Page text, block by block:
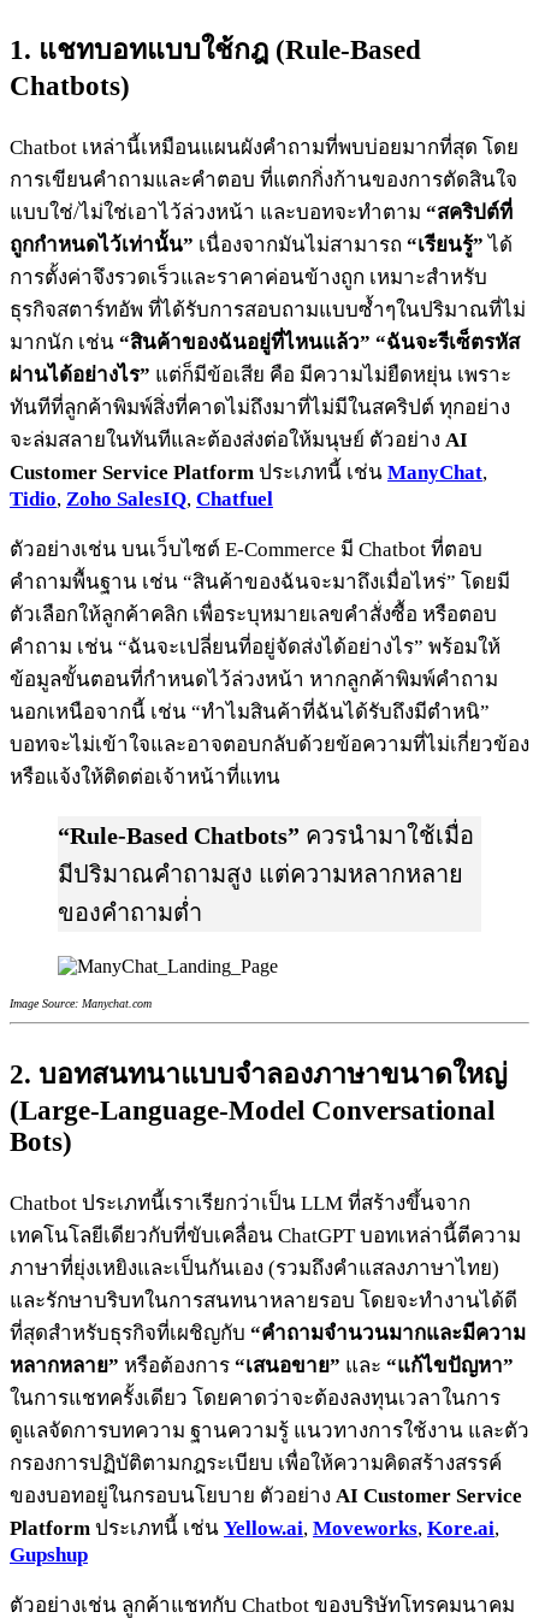
1. แชทบอทแบบใช้กฎ (Rule-Based
Chatbots)
Chatbot เหล่านี้เหมือนแผนผังคำถามที่พบบ่อยมากที่สุด โดย
การเขียนคำถามและคำตอบ ที่แตกกิ่งก้านของการตัดสินใจ
แบบใช่/ไม่ใช่เอาไว้ล่วงหน้า และบอทจะทำตาม “สคริปต์ที่
ถูกกำหนดไว้เท่านั้น” เนื่องจากมันไม่สามารถ “เรียนรู้” ได้
การตั้งค่าจึงรวดเร็วและราคาค่อนข้างถูก เหมาะสำหรับ
ธุรกิจสตาร์ทอัพ ที่ได้รับการสอบถามแบบซ้ำๆในปริมาณที่ไม่
มากนัก เช่น “สินค้าของฉันอยู่ที่ไหนแล้ว” “ฉันจะรีเซ็ตรหัส
ผ่านได้อย่างไร” แต่ก็มีข้อเสีย คือ มีความไม่ยืดหยุ่น เพราะ
ทันทีที่ลูกค้าพิมพ์สิ่งที่คาดไม่ถึงมาที่ไม่มีในสคริปต์ ทุกอย่าง
จะล่มสลายในทันทีและต้องส่งต่อให้มนุษย์ ตัวอย่าง AI
Customer Service Platform ประเภทนี้ เช่น ManyChat,
Tidio, Zoho SalesIQ, Chatfuel
ตัวอย่างเช่น บนเว็บไซต์ E-Commerce มี Chatbot ที่ตอบ
คำถามพื้นฐาน เช่น “สินค้าของฉันจะมาถึงเมื่อไหร่” โดยมี
ตัวเลือกให้ลูกค้าคลิก เพื่อระบุหมายเลขคำสั่งซื้อ หรือตอบ
คำถาม เช่น “ฉันจะเปลี่ยนที่อยู่จัดส่งได้อย่างไร” พร้อมให้
ข้อมูลขั้นตอนที่กำหนดไว้ล่วงหน้า หากลูกค้าพิมพ์คำถาม
นอกเหนือจากนี้ เช่น “ทำไมสินค้าที่ฉันได้รับถึงมีตำหนิ”
บอทจะไม่เข้าใจและอาจตอบกลับด้วยข้อความที่ไม่เกี่ยวข้อง
หรือแจ้งให้ติดต่อเจ้าหน้าที่แทน
“Rule-Based Chatbots” ควรนำมาใช้เมื่อ
มีปริมาณคำถามสูง แต่ความหลากหลาย
ของคำถามต่ำ
Image Source: Manychat.com
2. บอทสนทนาแบบจำลองภาษาขนาดใหญ่
(Large-Language-Model Conversational
Bots)
Chatbot ประเภทนี้เราเรียกว่าเป็น LLM ที่สร้างขึ้นจาก
เทคโนโลยีเดียวกับที่ขับเคลื่อน ChatGPT บอทเหล่านี้ตีความ
ภาษาที่ยุ่งเหยิงและเป็นกันเอง (รวมถึงคำแสลงภาษาไทย)
และรักษาบริบทในการสนทนาหลายรอบ โดยจะทำงานได้ดี
ที่สุดสำหรับธุรกิจที่เผชิญกับ “คำถามจำนวนมากและมีความ
หลากหลาย” หรือต้องการ “เสนอขาย” และ “แก้ไขปัญหา”
ในการแชทครั้งเดียว โดยคาดว่าจะต้องลงทุนเวลาในการ
ดูแลจัดการบทความ ฐานความรู้ แนวทางการใช้งาน และตัว
กรองการปฏิบัติตามกฎระเบียบ เพื่อให้ความคิดสร้างสรรค์
ของบอทอยู่ในกรอบนโยบาย ตัวอย่าง AI Customer Service
Platform ประเภทนี้ เช่น Yellow.ai, Moveworks, Kore.ai,
Gupshup
ตัวอย่างเช่น ลูกค้าแชทกับ Chatbot ของบริษัทโทรคมนาคม